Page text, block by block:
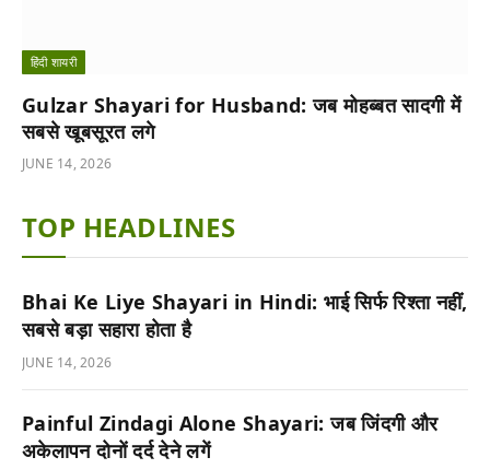
हिंदी शायरी
Gulzar Shayari for Husband: जब मोहब्बत सादगी में
सबसे खूबसूरत लगे
JUNE 14, 2026
TOP HEADLINES
Bhai Ke Liye Shayari in Hindi: भाई सिर्फ रिश्ता नहीं,
सबसे बड़ा सहारा होता है
JUNE 14, 2026
Painful Zindagi Alone Shayari: जब जिंदगी और
अकेलापन दोनों दर्द देने लगें